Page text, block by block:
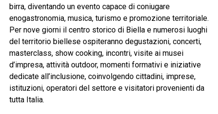
birra, diventando un evento capace di coniugare
enogastronomia, musica, turismo e promozione territoriale.
Per nove giorni il centro storico di Biella e numerosi luoghi
del territorio biellese ospiteranno degustazioni, concerti,
masterclass, show cooking, incontri, visite ai musei
d’impresa, attività outdoor, momenti formativi e iniziative
dedicate all’inclusione, coinvolgendo cittadini, imprese,
istituzioni, operatori del settore e visitatori provenienti da
tutta Italia.